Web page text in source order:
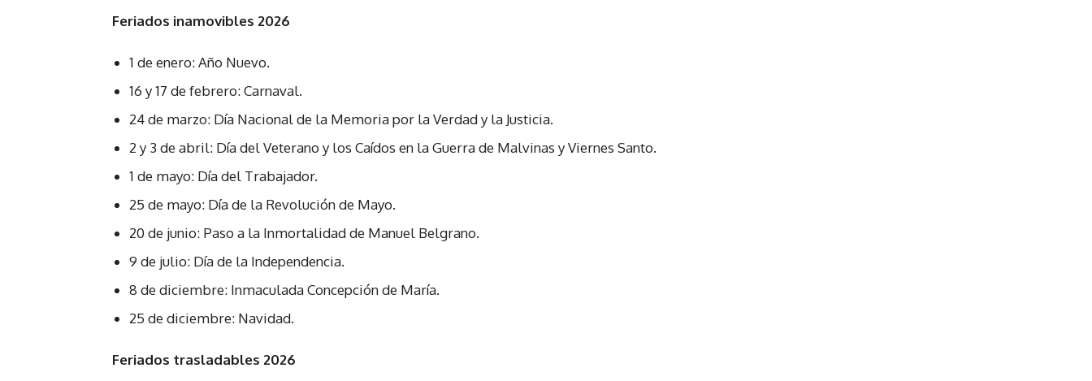
Feriados inamovibles 2026
1 de enero: Año Nuevo.
16 y 17 de febrero: Carnaval.
24 de marzo: Día Nacional de la Memoria por la Verdad y la Justicia.
2 y 3 de abril: Día del Veterano y los Caídos en la Guerra de Malvinas y Viernes Santo.
1 de mayo: Día del Trabajador.
25 de mayo: Día de la Revolución de Mayo.
20 de junio: Paso a la Inmortalidad de Manuel Belgrano.
9 de julio: Día de la Independencia.
8 de diciembre: Inmaculada Concepción de María.
25 de diciembre: Navidad.
Feriados trasladables 2026